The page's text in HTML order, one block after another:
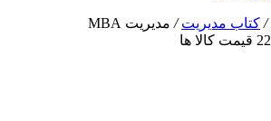
/ کتاب مدیریت/ مدیریت MBA
22 قیمت کالا ها